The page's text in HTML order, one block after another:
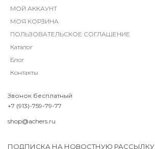
МОЙ АККАУНТ
МОЯ КОРЗИНА
ПОЛЬЗОВАТЕЛЬСКОЕ СОГЛАШЕНИЕ
Каталог
Блог
Контакты
Звонок бесплатный
+7 (913)-759-79-77
shop@achers.ru
ПОДПИСКА НА НОВОСТНУЮ РАССЫЛКУ